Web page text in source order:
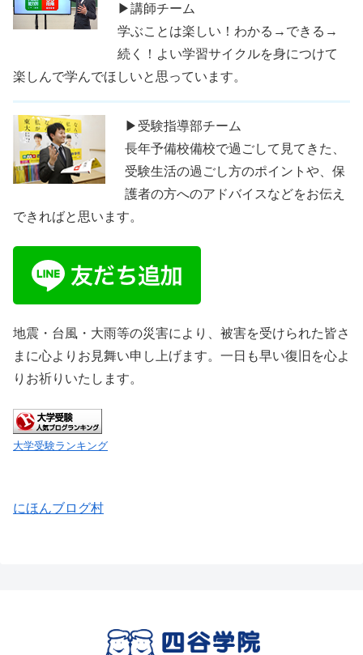
▶講師チーム
学ぶことは楽しい！わかる→できる→
続く！よい学習サイクルを身につけて
楽しんで学んでほしいと思っています。
▶受験指導部チーム
長年予備校備校で過ごして見てきた、
受験生活の過ごし方のポイントや、保
護者の方へのアドバイスなどをお伝え
できればと思います。
地震・台風・大雨等の災害により、被害を受けられた皆さ
まに心よりお見舞い申し上げます。一日も早い復旧を心よ
りお祈りいたします。
大学受験ランキング
にほんブログ村